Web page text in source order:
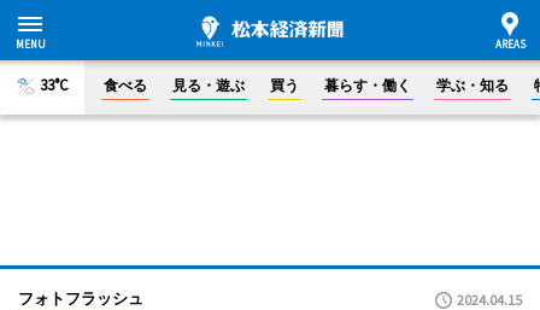
33°C 食べる 見る・遊ぶ 買う 暮らす・働く 学ぶ・知る
フォトフラッシュ 2024.04.15